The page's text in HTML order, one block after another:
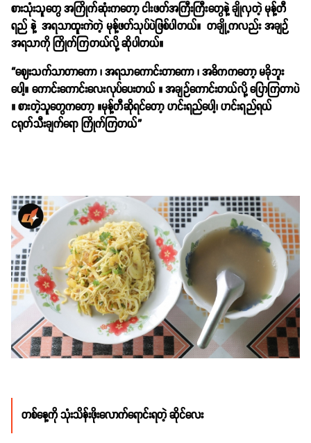
စားသုံးသူတွေ အကြိုက်ဆုံးကတော့ ငါးဖတ်အကြီးကြီးတွေနဲ့ ချိုလှတဲ့ မုန့်တီ
ရည် နဲ့ အရသာထူးကဲတဲ့ မုန့်ဖတ်သုပ်ပဲဖြစ်ပါတယ်။ တချို့ကလည်း အချဉ်
အရသာကို ကြိုက်ကြတယ်လို့ ဆိုပါတယ်။
“ဈေးသက်သာတာကော ၊ အရသာကောင်းတာကော ၊ အဓိကကတော့ မခိုဘူး
ပေါ့။ ကောင်းကောင်းလေးလုပ်ပေးတယ် ။ အချဉ်ကောင်းတယ်လို့ ပြောကြတာပဲ
။ စားတဲ့သူတွေကတော့ ။မုန့်တီဆိုရင်တော့ ဟင်းရည်ပေါ့၊ ဟင်းရည်ရယ်
ငရုတ်သီးချက်ရော ကြိုက်ကြတယ်”
တစ်နေ့ကို သုံးသိန်းဖိုးလောက်ရောင်းရတဲ့ ဆိုင်လေး